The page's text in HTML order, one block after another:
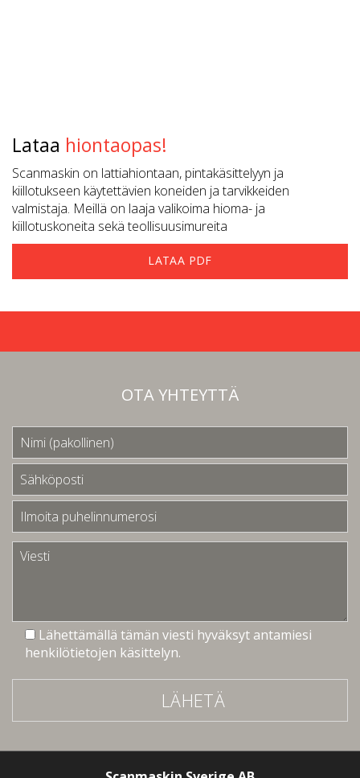
Lataa hiontaopas!
Scanmaskin on lattiahiontaan, pintakäsittelyyn ja
kiillotukseen käytettävien koneiden ja tarvikkeiden
valmistaja. Meillä on laaja valikoima hioma- ja
kiillotuskoneita sekä teollisuusimureita
LATAA PDF
OTA YHTEYTTÄ
Lähettämällä tämän viesti hyväksyt antamiesi
henkilötietojen käsittelyn.
LÄHETÄ